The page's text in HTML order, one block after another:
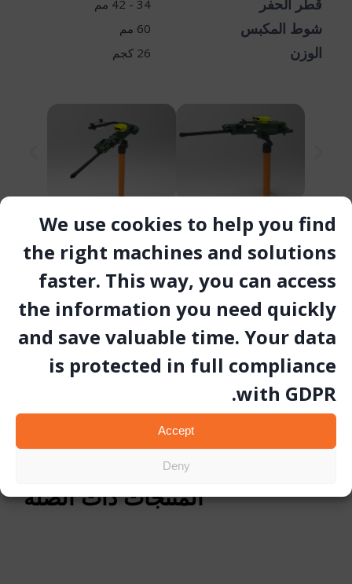
We use cookies to help you find
the right machines and solutions
faster. This way, you can access
the information you need quickly
and save valuable time. Your data
is protected in full compliance
with GDPR.
Accept
Deny
فيديو
المستند التقني
قطر الحفر 34 - 42 مم
شوط المكبس 60 مم
الوزن 26 كجم
المنتجات ذات الصلة